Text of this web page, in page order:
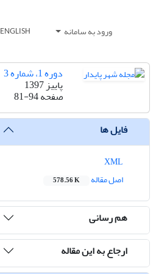
ورود به سامانه ENGLISH
دوره 1، شماره 3
پاییز 1397
صفحه81-94
فایل ها
اصل مقاله
578.56 K
هم رسانی
ارجاع به این مقاله